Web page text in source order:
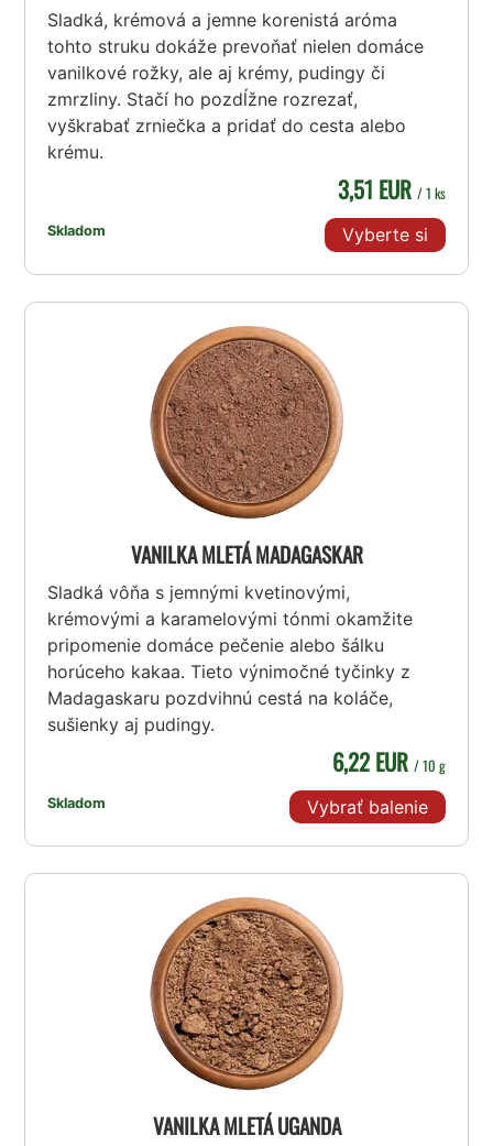
Sladká, krémová a jemne korenistá aróma
tohto struku dokáže prevoňať nielen domáce
vanilkové rožky, ale aj krémy, pudingy či
zmrzliny. Stačí ho pozdĺžne rozrezať,
vyškrabať zrniečka a pridať do cesta alebo
krému.
Skladom
3,51 EUR / 1 ks
Vyberte si
VANILKA MLETÁ MADAGASKAR
Sladká vôňa s jemnými kvetinovými,
krémovými a karamelovými tónmi okamžite
pripomenie domáce pečenie alebo šálku
horúceho kakaa. Tieto výnimočné tyčinky z
Madagaskaru pozdvihnú cestá na koláče,
sušienky aj pudingy.
Skladom
6,22 EUR / 10 g
Vybrať balenie
VANILKA MLETÁ UGANDA